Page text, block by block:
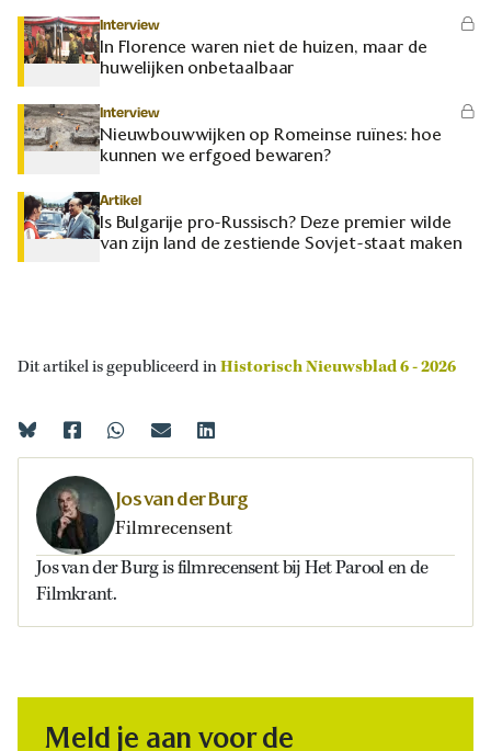
Interview
In Florence waren niet de huizen, maar de
huwelijken onbetaalbaar
Interview
Nieuwbouwwijken op Romeinse ruïnes: hoe
kunnen we erfgoed bewaren?
Artikel
Is Bulgarije pro-Russisch? Deze premier wilde
van zijn land de zestiende Sovjet-staat maken
Dit artikel is gepubliceerd inHistorisch Nieuwsblad 6 - 2026
Jos van der Burg
Filmrecensent
Jos van der Burg is filmrecensent bij Het Parool en de
Filmkrant.
Meld je aan voor de